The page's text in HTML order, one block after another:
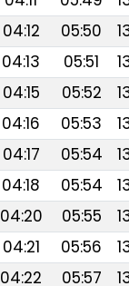
04:12 05:50
04:13 05:51
04:15 05:52
04:16 05:53
04:17 05:54
04:18 05:54
04:20 05:55
04:21 05:56
04:22 05:57